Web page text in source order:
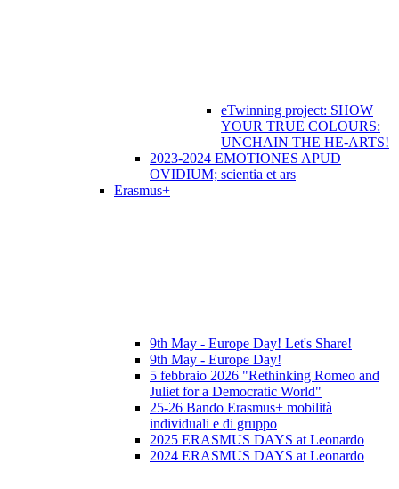
eTwinning project: SHOW
YOUR TRUE COLOURS:
UNCHAIN THE HE-ARTS!
2023-2024 EMOTIONES APUD
OVIDIUM; scientia et ars
Erasmus+
9th May - Europe Day! Let's Share!
9th May - Europe Day!
5 febbraio 2026 "Rethinking Romeo and
Juliet for a Democratic World"
25-26 Bando Erasmus+ mobilità
individuali e di gruppo
2025 ERASMUS DAYS at Leonardo
2024 ERASMUS DAYS at Leonardo